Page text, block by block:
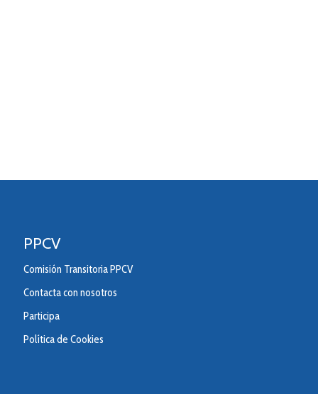
PPCV
Comisión Transitoria PPCV
Contacta con nosotros
Participa
Política de Cookies